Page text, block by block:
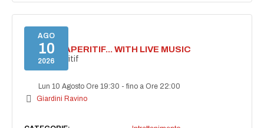
AGO
10
2026
SECRET APERITIF... WITH LIVE MUSIC
Secret aperitif
Lun 10 Agosto Ore 19:30 -fino a Ore 22:00
Giardini Ravino